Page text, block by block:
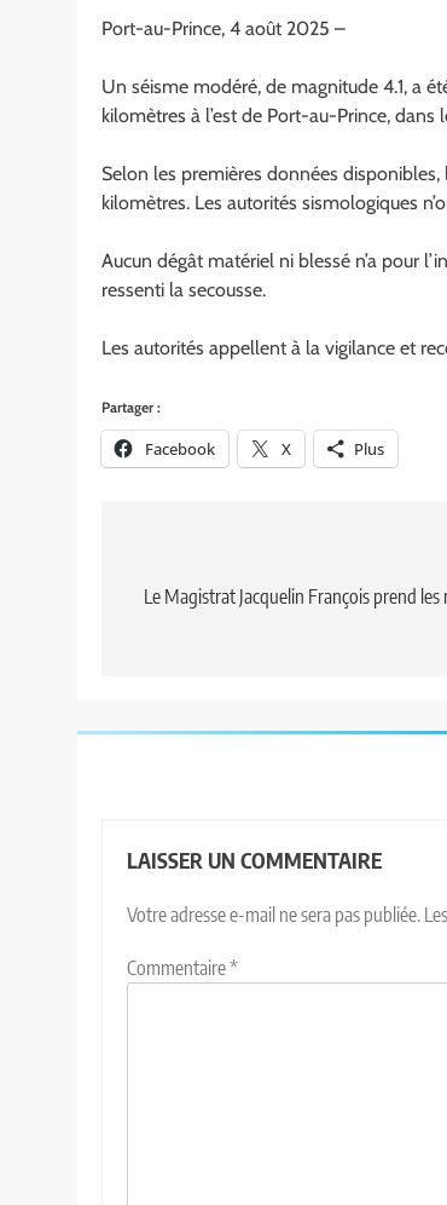
Port-au-Prince, 4 août 2025 –
Un séisme modéré, de magnitude 4.1, a
kilomètres à l’est de Port-au-Prince, dans
Selon les premières données
kilomètres. Les autorités sismologiques
Aucun dégât matériel ni blessé n’a pour
ressenti la secousse.
Les autorités appellent à la vigilance et
Partager :
Facebook X Plus
Le Magistrat Jacquelin François prend les
LAISSER UN COMMENTAIRE
Votre adresse e-mail ne sera pas publiée.
Commentaire*